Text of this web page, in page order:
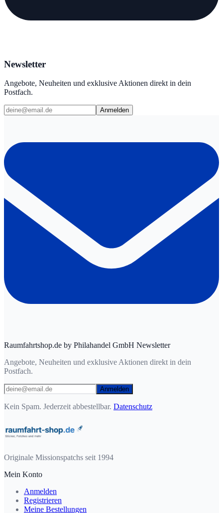
Newsletter
Angebote, Neuheiten und exklusive Aktionen direkt in dein
Postfach.
Anmelden
Raumfahrtshop.de by Philahandel GmbH Newsletter
Angebote, Neuheiten und exklusive Aktionen direkt in dein
Postfach.
Anmelden
Kein Spam. Jederzeit abbestellbar. Datenschutz
Originale Missionspatchs seit 1994
Mein Konto
Anmelden
Registrieren
Meine Bestellungen